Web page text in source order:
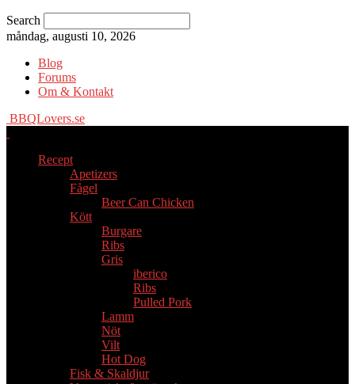
Search
måndag, augusti 10, 2026
Blog
Forums
Om & Kontakt
BBQLovers.se
Recept
Apetizers
Fågel
Beer Can Chicken
Kött
Burgare
Ribs
Gris
iberico
Ribs
Pulled Pork
Lamm
Nöt
Vilt
Hot Dog
Fisk & Skaldjur